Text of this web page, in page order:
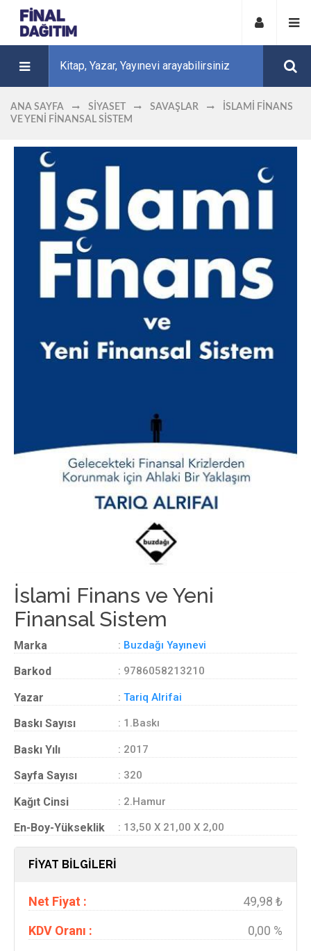
ANA SAYFA SIYASET SAVAŞLAR
İSLAMI FINANS
VE YENI FINANSAL SISTEM
İslami Finans ve Yeni
Finansal Sistem
Marka : Buzdağı Yayınevi
Barkod : 9786058213210
Yazar : Tariq Alrifai
Baskı Sayısı : 1.Baskı
Baskı Yılı : 2017
Sayfa Sayısı : 320
Kağıt Cinsi : 2.Hamur
En-Boy-Yükseklik : 13,50 X 21,00 X 2,00
FİYAT BİLGİLERİ
Net Fiyat :
49,98 ₺
KDV Oranı :
0,00 %